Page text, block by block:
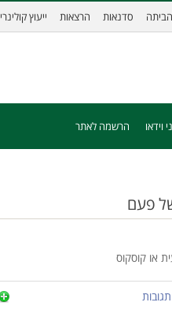
הביתה סדנאות הרצאות ייעוץ קולינרי
וידאו הרשמה לאתר
פעם
או קוסקוס